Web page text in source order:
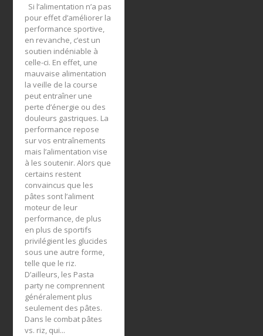
Si l’alimentation n’a pas
pour effet d’améliorer la
performance sportive,
en revanche, c’est un
soutien indéniable à
celle-ci. En effet, une
mauvaise alimentation
la veille de la course
peut entraîner une
perte d’énergie ou des
douleurs gastriques. La
performance repose
sur vos entraînements
mais l’alimentation vise
à les soutenir. Alors que
certains restent
convaincus que les
pâtes sont l’aliment
moteur de leur
performance, de plus
en plus de sportifs
privilégient les glucides
sous une autre forme,
telle que le riz.
D’ailleurs, les Pasta
party ne comprennent
généralement plus
seulement des pâtes.
Dans le combat pâtes
vs. riz, qui...